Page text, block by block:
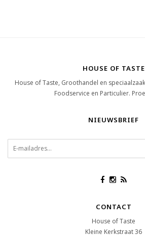
HOUSE OF TASTE
House of Taste, Groothandel en
Foodservice en Particulier.
NIEUWSBRIEF
CONTACT
House of Taste
Kleine Kerkstraat 36